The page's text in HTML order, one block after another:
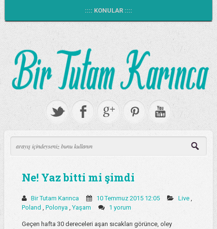
:::: KONULAR ::::
Ne! Yaz bitti mi şimdi
Bir Tutam Karınca 10 Temmuz 2015 12:05 Live
Poland
Polonya ,Yaşam 1 yorum
Geçen hafta 30 dereceleri aşan sıcakları görünce, oley